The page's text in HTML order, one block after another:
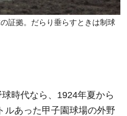
証拠。だらり垂らすときは制球
時代なら、1924年夏から
ルあった甲子園球場の外野